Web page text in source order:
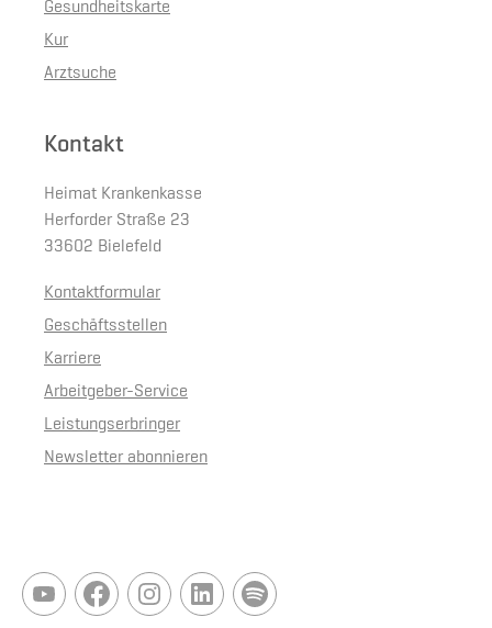
Gesundheitskarte
Kur
Arztsuche
Kontakt
Heimat Krankenkasse
Herforder Straße 23
33602 Bielefeld
Kontaktformular
Geschäftsstellen
Karriere
Arbeitgeber-Service
Leistungserbringer
Newsletter abonnieren